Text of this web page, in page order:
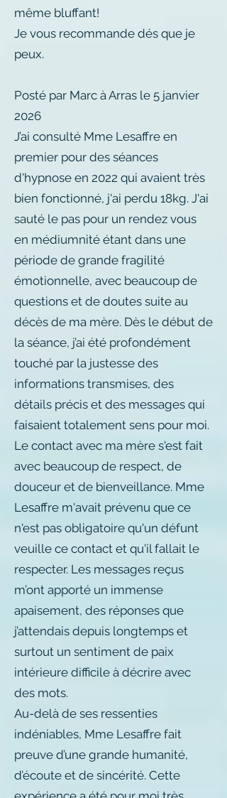
même bluffant!
Je vous recommande dés que je
peux.
Posté par Marc à Arras le 5 janvier
2026
J’ai consulté Mme Lesaffre en
premier pour des séances
d'hypnose en 2022 qui avaient très
bien fonctionné, j'ai perdu 18kg. J'ai
sauté le pas pour un rendez vous
en médiumnité étant dans une
période de grande fragilité
émotionnelle, avec beaucoup de
questions et de doutes suite au
décès de ma mère. Dès le début de
la séance, j’ai été profondément
touché par la justesse des
informations transmises, des
détails précis et des messages qui
faisaient totalement sens pour moi.
Le contact avec ma mère s'est fait
avec beaucoup de respect, de
douceur et de bienveillance. Mme
Lesaffre m'avait prévenu que ce
n'est pas obligatoire qu'un défunt
veuille ce contact et qu'il fallait le
respecter. Les messages reçus
m’ont apporté un immense
apaisement, des réponses que
j’attendais depuis longtemps et
surtout un sentiment de paix
intérieure difficile à décrire avec
des mots.
Au-delà de ses ressenties
indéniables, Mme Lesaffre fait
preuve d’une grande humanité,
d’écoute et de sincérité. Cette